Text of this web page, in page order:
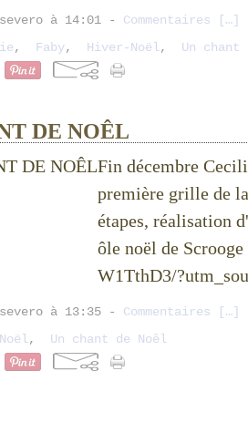
à 14:01 - Commentaires […]
, Faby, Hiver-Noël, Un chant
DE NOÊL
Fin décembre
première grille de
étapes, réalisation
ôle noël de
W1TthD3/
à 13:35 - Commentaires […]
, Un chant de Noêl